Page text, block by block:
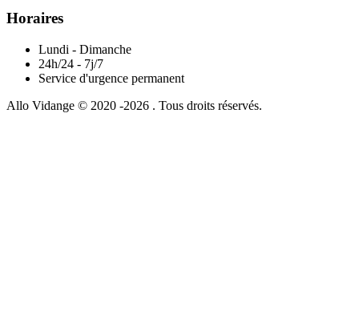
Horaires
Lundi - Dimanche
24h/24 - 7j/7
Service d'urgence permanent
Allo Vidange © 2020 -2026 . Tous droits réservés.